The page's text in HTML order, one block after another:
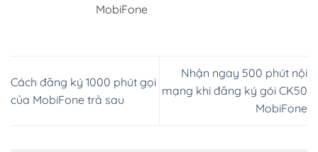
MobiFone
Cách đăng ký 1000 phút gọi
của MobiFone trả sau
Nhận ngay 500 phút nội
mạng khi đăng ký gói CK50
MobiFone